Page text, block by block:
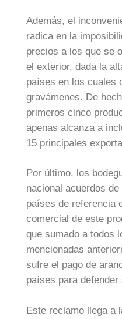
Además, el
radica en la
precios a los que se
el exterior, dada la
países en los cuales
gravámenes. De
primeros cinco
apenas alcanza a
15 principales
Por último, los
nacional acuerdos
países de referencia
comercial de este
que sumado a todos
mencionadas
sufre el pago de
países para
Este reclamo llega a